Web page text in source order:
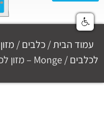
עמוד הבית/כלבים/
לכלבים/ Monge – מזון לכלבים בוגרים סלמון ואורז 2.5 ק"ג